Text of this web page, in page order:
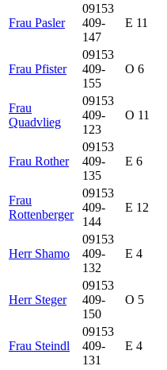
Frau Pasler
09153
409-
147
E 11
Frau Pfister
09153
409-
155
O 6
Frau
Quadvlieg
09153
409-
123
O 11
Frau Rother
09153
409-
135
E 6
Frau
Rottenberger
09153
409-
144
E 12
Herr Shamo
09153
409-
132
E 4
Herr Steger
09153
409-
150
O 5
Frau Steindl
09153
409-
131
E 4